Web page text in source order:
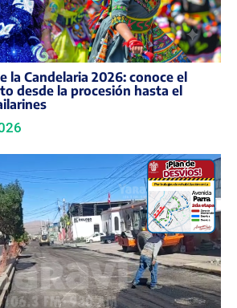
la Candelaria 2026: conoce el
desde la procesión hasta el